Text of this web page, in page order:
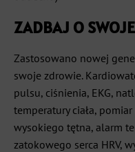
ZADBAJ O
Zastosowano nowej
swoje zdrowie.
pulsu, ciśnienia, EKG,
temperatury ciała,
wysokiego tętna, alarm
zatokowego serca HRV,